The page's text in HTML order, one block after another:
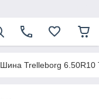
Шина Trelleborg 6.50R10